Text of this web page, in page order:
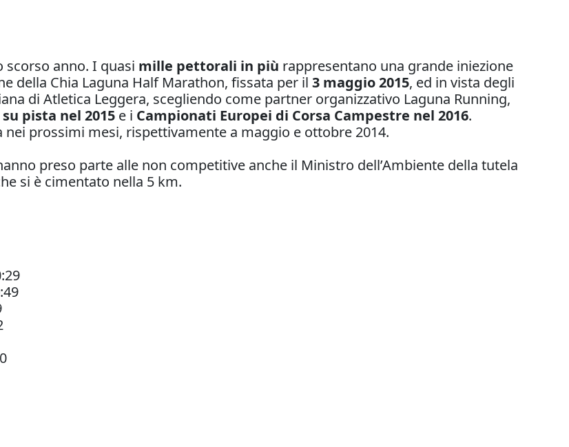
scorso anno. I quasi mille pettorali in più rappresentano una grande iniezione
della Chia Laguna Half Marathon, fissata per il 3 maggio 2015, ed in vista degli
di Atletica Leggera, scegliendo come partner organizzativo Laguna Running,
pista nel 2015 e i Campionati Europei di Corsa Campestre nel 2016.
nei prossimi mesi, rispettivamente a maggio e ottobre 2014.
preso parte alle non competitive anche il Ministro dell’Ambiente della tutela
si è cimentato nella 5 km.